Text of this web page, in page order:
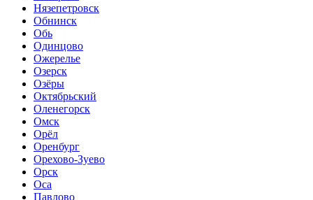
Нязепетровск
Обнинск
Обь
Одинцово
Ожерелье
Озерск
Озёры
Октябрьский
Оленегорск
Омск
Орёл
Оренбург
Орехово-Зуево
Орск
Оса
Павлово